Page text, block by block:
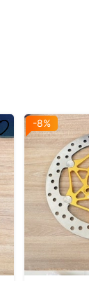
-8%